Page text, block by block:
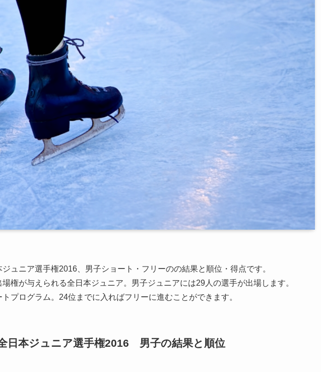
ュニア選手権2016、男子ショート・フリーのの結果と順位・得点です。
権が与えられる全日本ジュニア。男子ジュニアには29人の選手が出場します。
プログラム。24位までに入ればフリーに進むことができます。
日本ジュニア選手権2016 男子の結果と順位